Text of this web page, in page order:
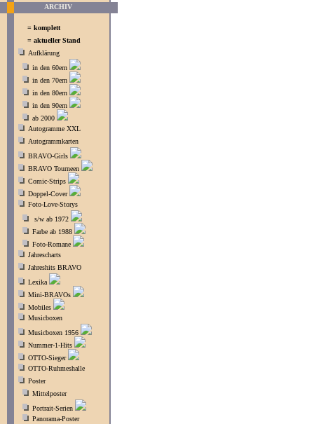
ARCHIV
= komplett
= aktueller Stand
Aufklärung
in den 60ern
in den 70ern
in den 80ern
in den 90ern
ab 2000
Autogramme XXL
Autogrammkarten
BRAVO-Girls
BRAVO Tourneen
Comic-Strips
Doppel-Cover
Foto-Love-Storys
s/w ab 1972
Farbe ab 1988
Foto-Romane
Jahrescharts
Jahreshits BRAVO
Lexika
Mini-BRAVOs
Mobiles
Musicboxen
Musicboxen 1956
Nummer-1-Hits
OTTO-Sieger
OTTO-Ruhmeshalle
Poster
Mittelposter
Portrait-Serien
Panorama-Poster